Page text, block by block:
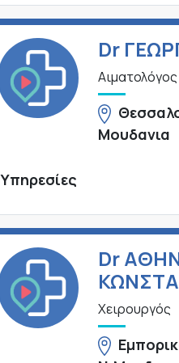
Dr
Αιματολόγος
Μουδανια
Υπηρεσίες
Dr
Χειρουργός